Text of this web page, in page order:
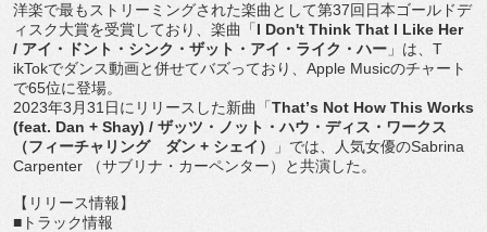
洋楽で最もストリーミングされた楽曲として第37回日本ゴールドデ
ィスク大賞を受賞しており、 楽曲「I Don't Think That I Like Her
/ アイ・ドント・シンク・ザット・アイ・ライク・ハー 」は、 T
ikTokでダンス動画と併せてバズっており、 Apple Musicのチャート
で65位に登場。
2023年3 月31 日にリリースした新曲「That’s Not How This Works
(feat. Dan + Shay) / ザッツ・ノット・ハウ・ディス・ワークス
（フィーチャリング ダン + シェイ） 」では、人気女優のSabrina
Carpenter
（サブリナ・カーペンター）と共演した。
【リリース情報】
■トラック情報